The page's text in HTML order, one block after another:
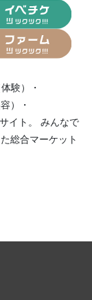
験）
・
）
・
イト。
みんなで
総合マーケット